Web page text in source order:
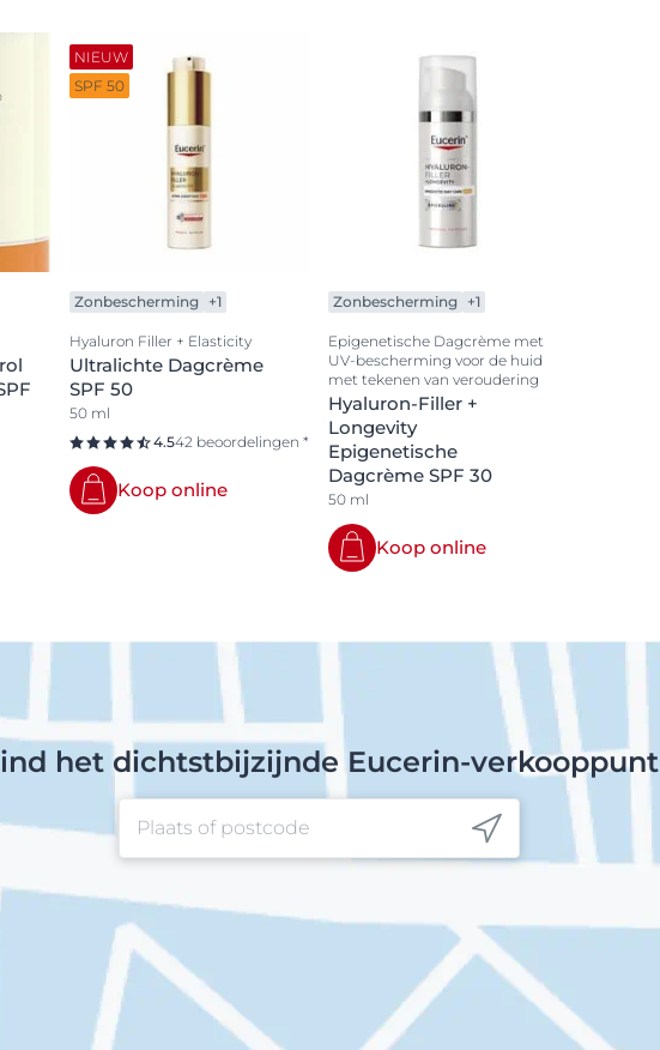
NIEUW
SPF 50
Zonbescherming +1
Hyaluron Filler + Elasticity
Ultralichte Dagcrème
SPF 50
50 ml
4.542 beoordelingen *
Koop online
Zonbescherming +1
Epigenetische Dagcrème met
UV-bescherming voor de huid
met tekenen van veroudering
Hyaluron-Filler +
Longevity
Epigenetische
Dagcrème SPF 30
50 ml
Koop online
het dichtstbijzijnde Eucerin-verkooppunt